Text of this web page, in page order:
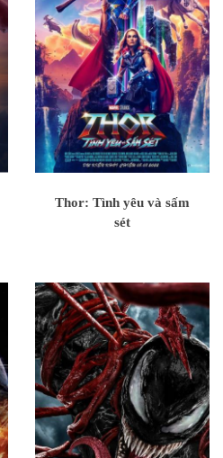
Thor: Tình yêu và sấm
sét